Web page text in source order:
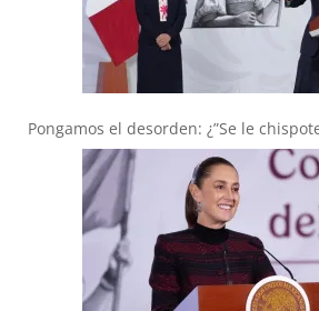
Pongamos el desorden: ¿”Se le